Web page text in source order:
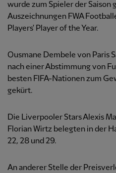
wurde zum Spieler der Saison
Auszeichnungen FWA
Players' Player of the Year.
Ousmane Dembele von Paris
nach einer Abstimmung von
besten FIFA-Nationen zum
gekürt.
Die Liverpooler Stars Alexis
Florian Wirtz belegten in der
22, 28 und 29.
An anderer Stelle der